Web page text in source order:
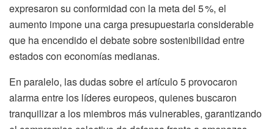
expresaron su conformidad con la meta del 5 %, el
aumento impone una carga presupuestaria considerable
que ha encendido el debate sobre sostenibilidad entre
estados con economías medianas.
En paralelo, las dudas sobre el artículo 5 provocaron
alarma entre los líderes europeos, quienes buscaron
tranquilizar a los miembros más vulnerables, garantizando